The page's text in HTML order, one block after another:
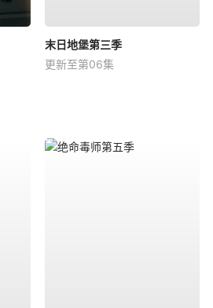
末日地堡第三季
更新至第06集